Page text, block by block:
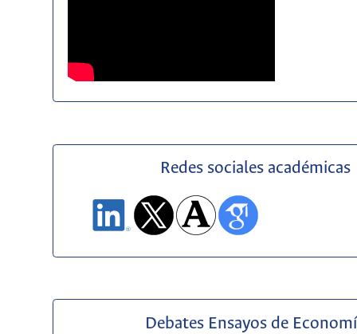
Redes sociales académicas
Debates Ensayos de